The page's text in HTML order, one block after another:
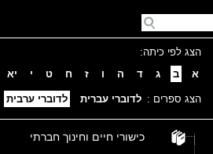
הצג לפי כיתה:
א
ב ג ד ה ו ז ח ט י יא
הצג ספרים : לדוברי עברית לדוברי ערבית
כישורי חיים וחינוך חברתי